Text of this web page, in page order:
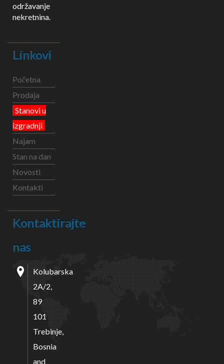
održavanje
nekretnina.
Linkovi
Početna
Prodaja
Stanovi u
izgradnji
Najam
Stan na dan
Novosti
Kontakti
Kontaktirajte
nas
Kolubarska
2A/2,
89
101
Trebinje,
Bosnia
and